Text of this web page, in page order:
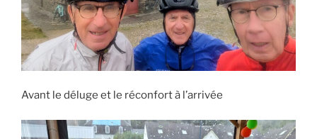
Avant le déluge et le réconfort à l’arrivée